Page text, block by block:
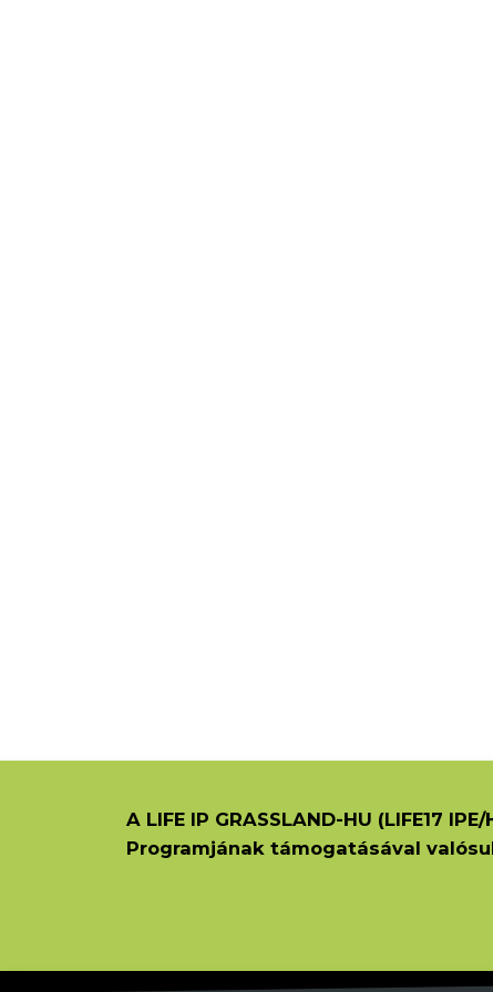
A LIFE IP GRASSLAND-HU (LIFE17
Programjának támogatásával